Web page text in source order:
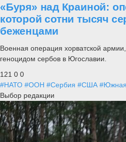
«Буря» над Краиной:
которой сотни тысяч
беженцами
Военная операция хорватской
геноцидом сербов в Югославии.
121 0 0
#НАТО #ООН #Сербия #США
Выбор редакции